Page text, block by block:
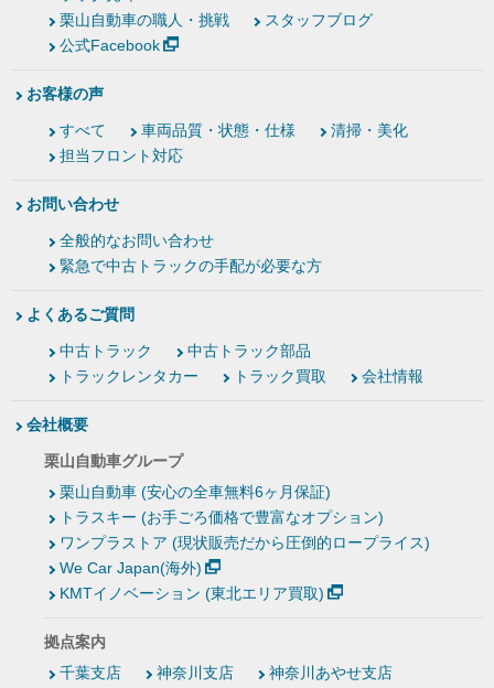
栗山自動車の職人・挑戦
スタッフブログ
公式Facebook
お客様の声
すべて 車両品質・状態・仕様
清掃・美化
担当フロント対応
お問い合わせ
全般的なお問い合わせ
緊急で中古トラックの手配が必要な方
よくあるご質問
中古トラック
中古トラック部品
トラックレンタカー
トラック買取 会社情報
会社概要
栗山自動車グループ
栗山自動車 (安心の全車無料6ヶ月保証)
トラスキー (お手ごろ価格で豊富なオプション)
ワンプラストア (現状販売だから圧倒的ロープライス)
We Car Japan(海外)
KMTイノベーション (東北エリア買取)
拠点案内
千葉支店
神奈川支店
神奈川あやせ支店